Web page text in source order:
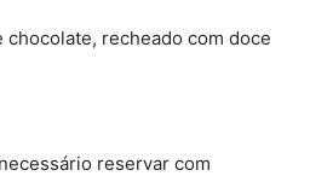
recheado com doce
reservar com